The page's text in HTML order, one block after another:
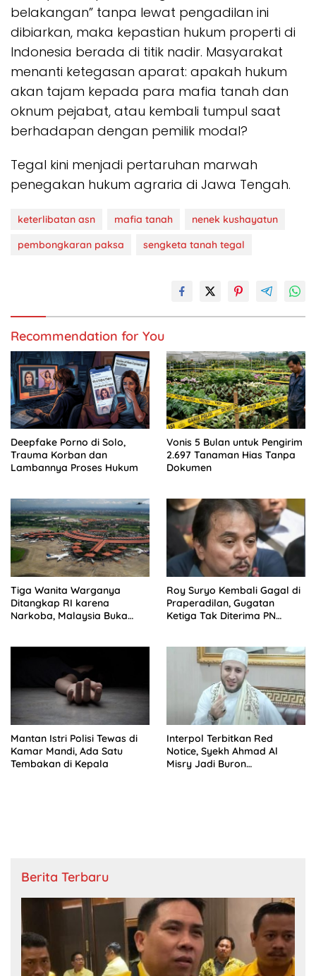
belakangan” tanpa lewat pengadilan ini
dibiarkan, maka kepastian hukum properti di
Indonesia berada di titik nadir. Masyarakat
menanti ketegasan aparat: apakah hukum
akan tajam kepada para mafia tanah dan
oknum pejabat, atau kembali tumpul saat
berhadapan dengan pemilik modal?
Tegal kini menjadi pertaruhan marwah
penegakan hukum agraria di Jawa Tengah.
keterlibatan asn mafia tanah
nenek kushayatun
pembongkaran paksa
sengketa tanah tegal
Recommendation for You
Deepfake Porno di Solo,
Trauma Korban dan
Lambannya Proses Hukum
Vonis 5 Bulan untuk Pengirim
2.697 Tanaman Hias Tanpa
Dokumen
Tiga Wanita Warganya
Ditangkap RI karena
Narkoba, Malaysia Buka
Roy Suryo Kembali Gagal di
Praperadilan, Gugatan
Ketiga Tak Diterima PN
Mantan Istri Polisi Tewas di
Kamar Mandi, Ada Satu
Tembakan di Kepala
Interpol Terbitkan Red
Notice, Syekh Ahmad Al
Misry Jadi Buron
Berita Terbaru